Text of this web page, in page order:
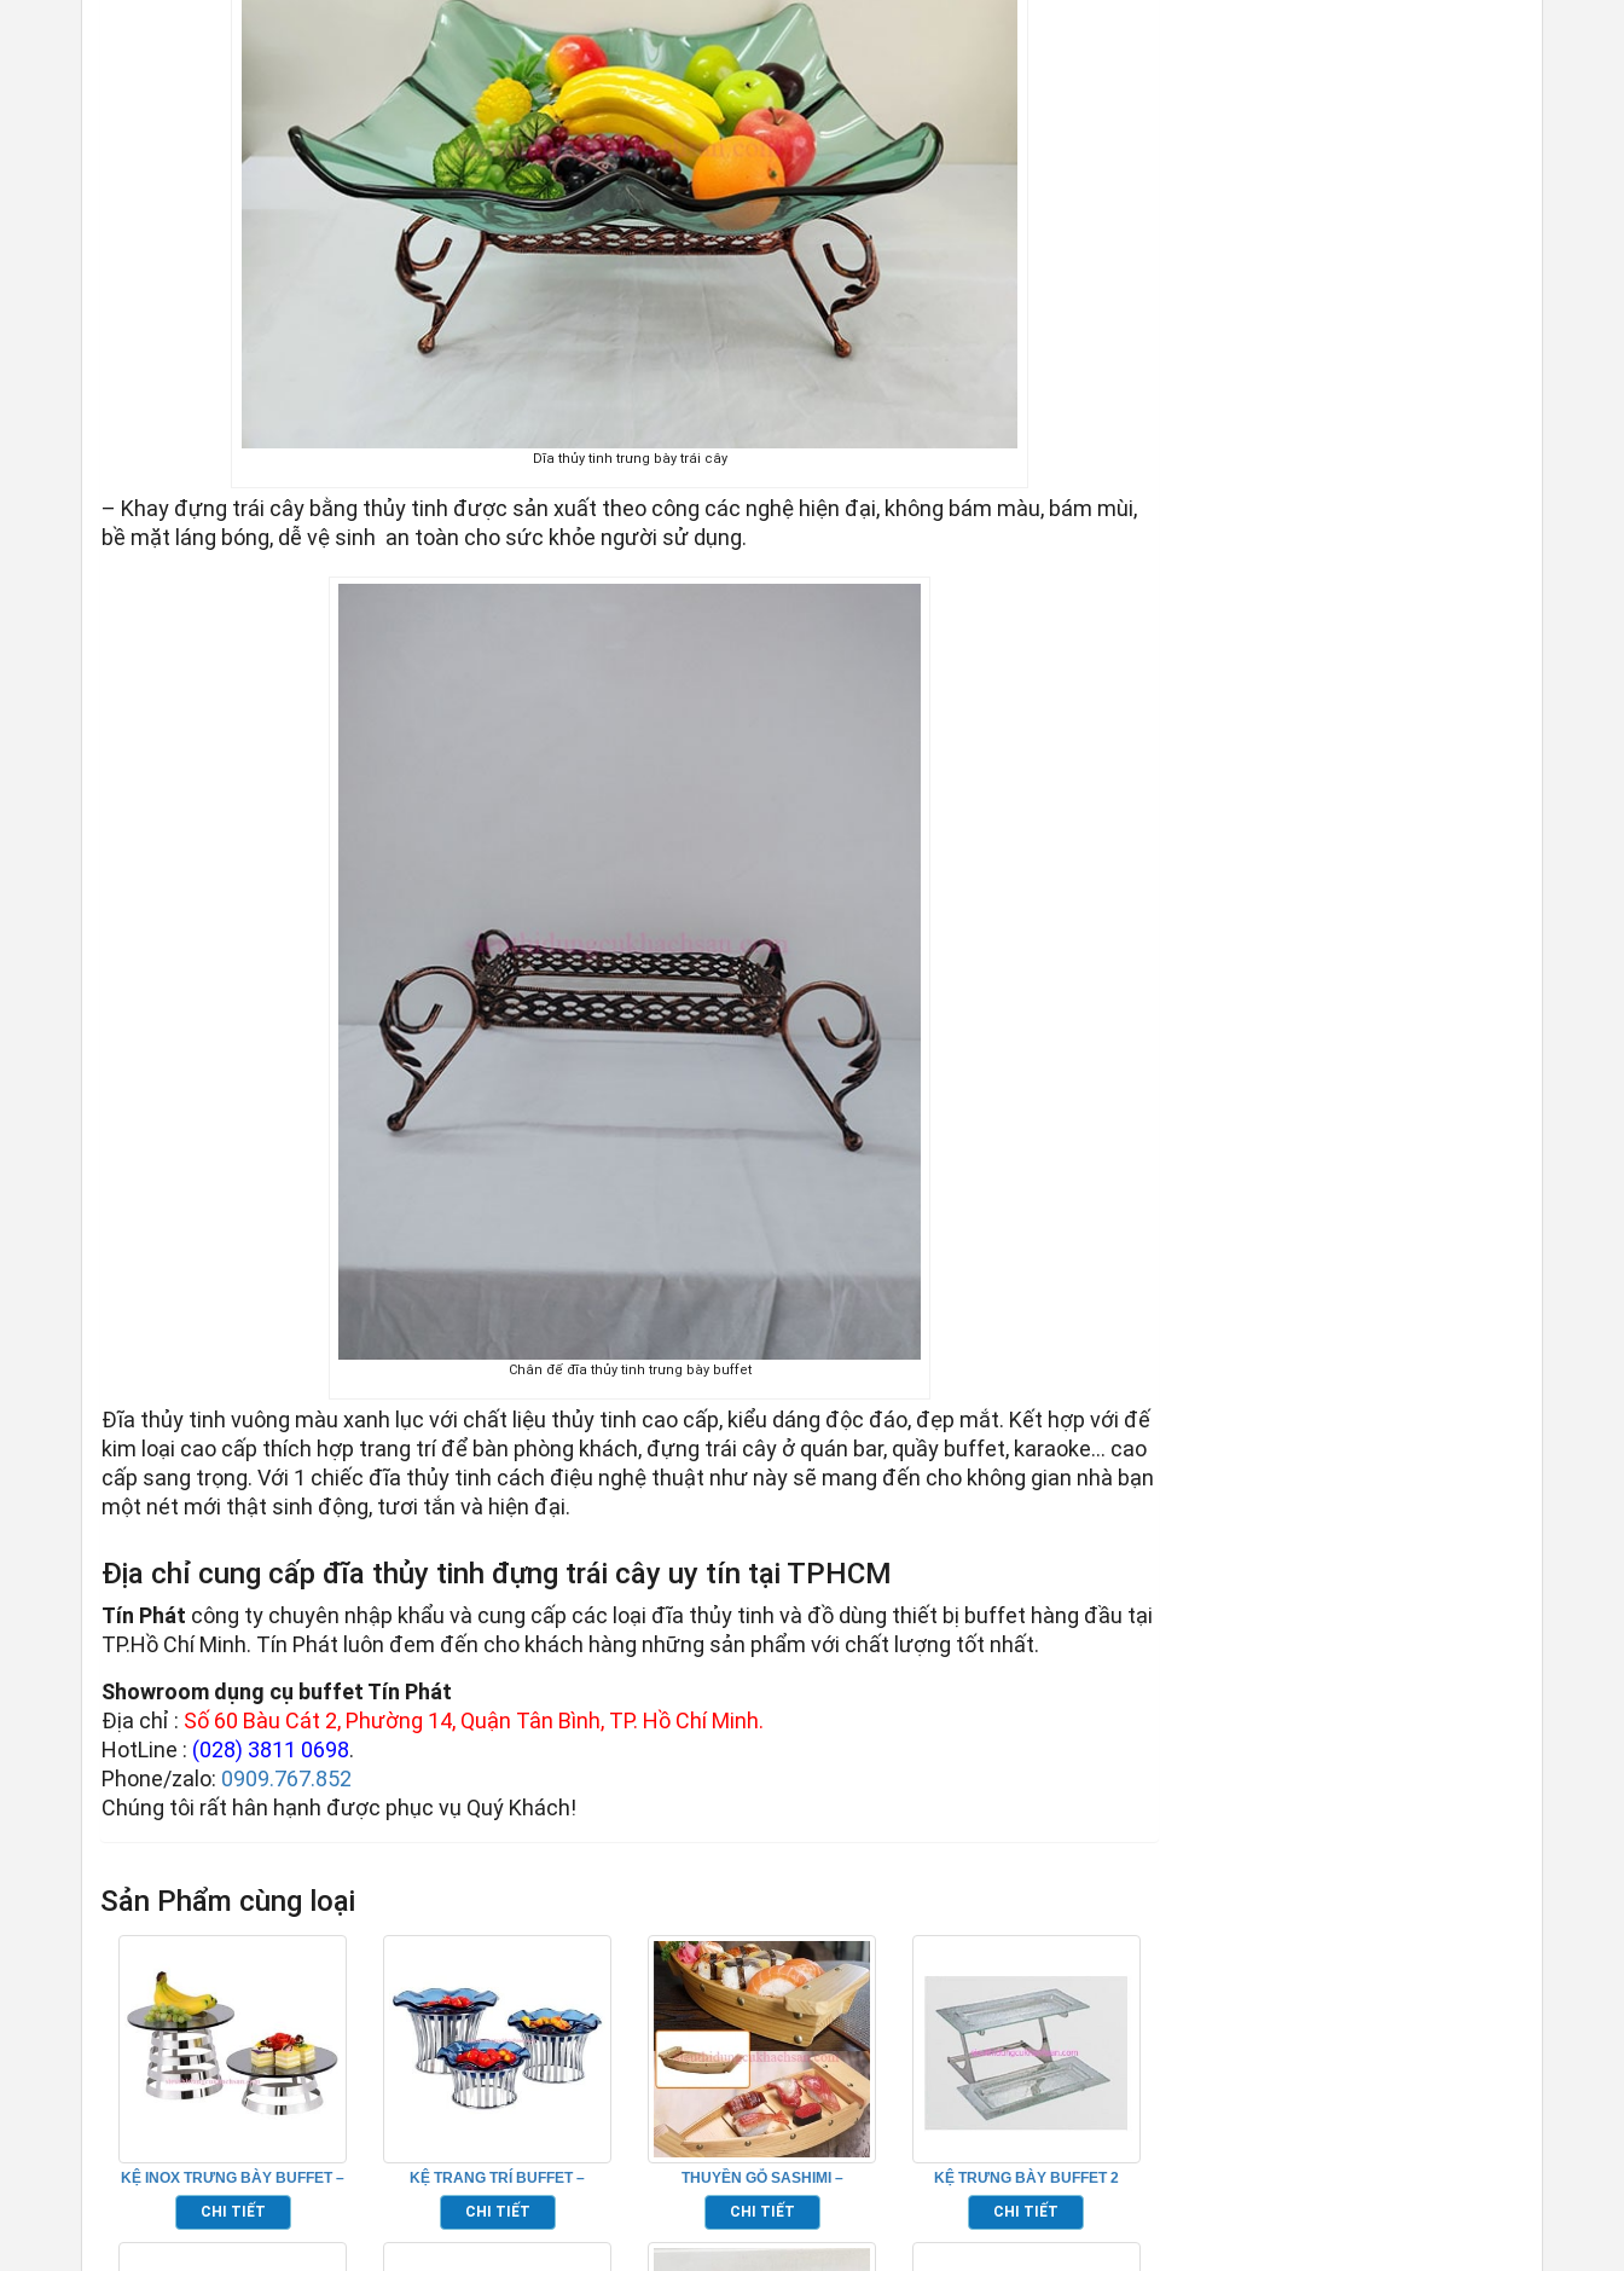
Dĩa thủy tinh trưng bày trái cây
– Khay đựng trái cây bằng thủy tinh được sản xuất theo công các nghệ hiện đại, không bám màu, bám mùi,
bề mặt láng bóng, dễ vệ sinh an toàn cho sức khỏe người sử dụng.
Chân đế đĩa thủy tinh trưng bày buffet
Đĩa thủy tinh vuông màu xanh lục với chất liệu thủy tinh cao cấp, kiểu dáng độc đáo, đẹp mắt. Kết hợp với đế
kim loại cao cấp thích hợp trang trí để bàn phòng khách, đựng trái cây ở quán bar, quầy buffet, karaoke… cao
cấp sang trọng. Với 1 chiếc đĩa thủy tinh cách điệu nghệ thuật như này sẽ mang đến cho không gian nhà bạn
một nét mới thật sinh động, tươi tắn và hiện đại.
Địa chỉ cung cấp đĩa thủy tinh đựng trái cây uy tín tại TPHCM
Tín Phát công ty chuyên nhập khẩu và cung cấp các loại đĩa thủy tinh và đồ dùng thiết bị buffet hàng đầu tại
TP.Hồ Chí Minh. Tín Phát luôn đem đến cho khách hàng những sản phẩm với chất lượng tốt nhất.
Showroom dụng cụ buffet Tín Phát
Địa chỉ : Số 60 Bàu Cát 2, Phường 14, Quận Tân Bình, TP. Hồ Chí Minh.
HotLine : (028) 3811 0698.
Phone/zalo: 0909.767.852
Chúng tôi rất hân hạnh được phục vụ Quý Khách!
Sản Phẩm cùng loại
KỆ INOX TRƯNG BÀY BUFFET –
TPN7158B
CHI TIẾT
KỆ TRANG TRÍ BUFFET –
TP7184
CHI TIẾT
THUYỀN GỖ SASHIMI –
KG986016
CHI TIẾT
KỆ TRƯNG BÀY BUFFET 2
TẦNG – TP80025
CHI TIẾT